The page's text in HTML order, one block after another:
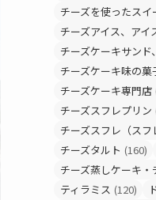
チーズを使ったスイ
チーズアイス、アイ
チーズケーキサンド
チーズケーキ味の菓
チーズケーキ専門店
チーズスフレプリン
チーズスフレ（スフ
チーズタルト (160)
チーズ蒸しケーキ
ティラミス (120)